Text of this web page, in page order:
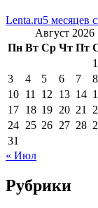
Lenta.ru5 месяцев
Август 2026
Пн Вт Ср Чт Пт
1
3
4 5 6 7 8
10 11 12 13 14
17 18 19 20 21
24 25 26 27 28
31
« Июл
Рубрики